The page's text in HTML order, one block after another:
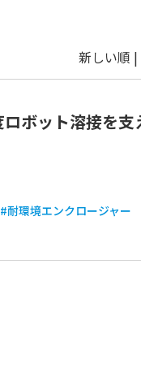
新しい順 |
ボット溶接を支
#耐環境エンクロージャー